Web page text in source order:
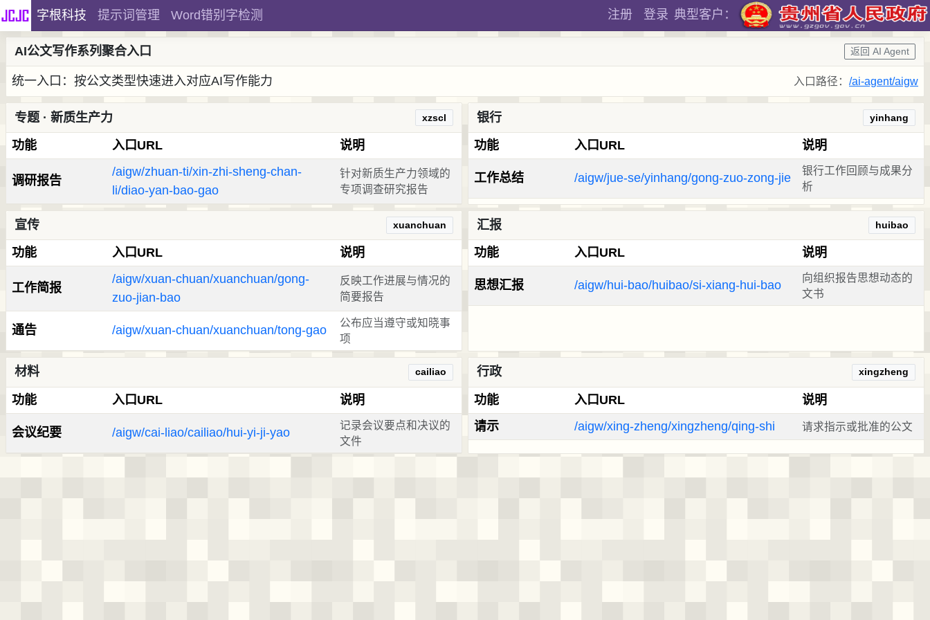
字根科技 提示词管理 Word错别字检测 注册 登录 典型客户：
AI公文写作系列聚合入口 返回 AI Agent
统一入口：按公文类型快速进入对应AI写作能力 入口路径： /ai-agent/aigw
专题 · 新质生产力 xzscl
功能 入口URL 说明
调研报告
/aigw/zhuan-ti/xin-zhi-sheng-chan-
li/diao-yan-bao-gao
针对新质生产力领域的
专项调查研究报告
银行 yinhang
功能 入口URL 说明
工作总结 /aigw/jue-se/yinhang/gong-zuo-zong-jie
银行工作回顾与成果分
析
宣传 xuanchuan
功能 入口URL 说明
工作简报
/aigw/xuan-chuan/xuanchuan/gong-
zuo-jian-bao
反映工作进展与情况的
简要报告
通告 /aigw/xuan-chuan/xuanchuan/tong-gao
公布应当遵守或知晓事
项
汇报 huibao
功能 入口URL 说明
思想汇报 /aigw/hui-bao/huibao/si-xiang-hui-bao
向组织报告思想动态的
文书
材料 cailiao
功能 入口URL 说明
会议纪要 /aigw/cai-liao/cailiao/hui-yi-ji-yao
记录会议要点和决议的
文件
行政 xingzheng
功能 入口URL
说明
请示
/aigw/xing-zheng/xingzheng/qing-shi 请求指示或批准的公文